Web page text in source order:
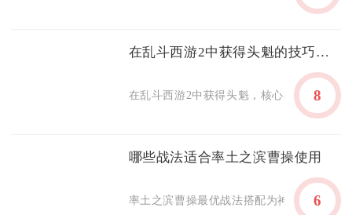
在乱斗西游2中获得头魁的技巧有哪些
在乱斗西游2中获得头魁，核心在于构建适
8
哪些战法适合率土之滨曹操使用
率土之滨曹操最优战法搭配为神兵天降+大
6